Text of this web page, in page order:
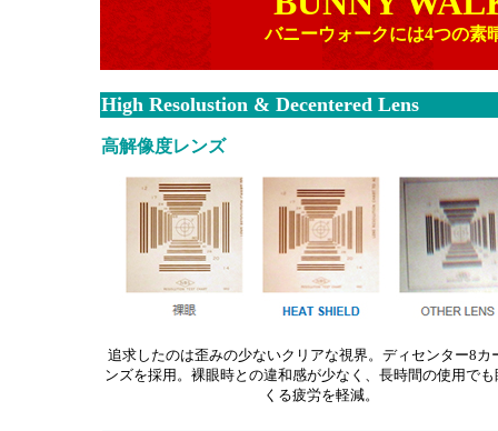
バニーウォークには4つの素
High Resolustion & Decentered Lens
高解像度レンズ
追求したのは歪みの少ないクリアな視界。ディセンター8カ
ンズを採用。裸眼時との違和感が少なく、長時間の使用でも
くる疲労を軽減。